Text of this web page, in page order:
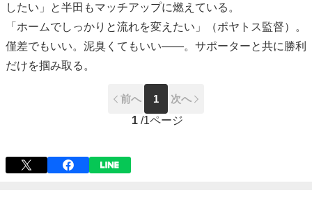
したい」と半田もマッチアップに燃えている。
「ホームでしっかりと流れを変えたい」（ポヤトス監督）。
僅差でもいい。泥臭くてもいい――。サポーターと共に勝利
だけを掴み取る。
前へ 1
次へ
1 /1ページ